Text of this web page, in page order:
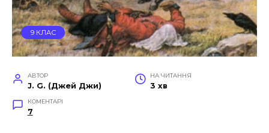
9 КЛАС
АВТОР
J. G. (Джей Джи)
НА ЧИТАННЯ
3 хв
КОМЕНТАРІ
7